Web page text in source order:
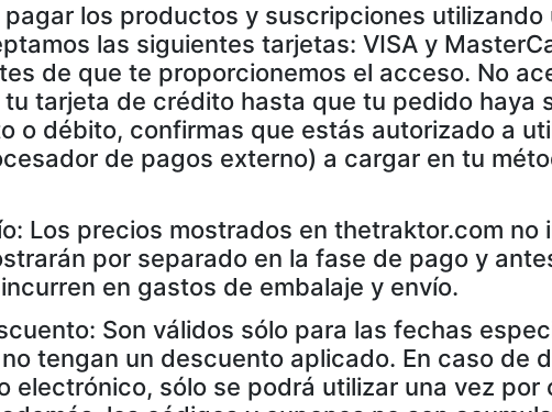
los productos y suscripciones
las siguientes tarjetas: VISA y
de que te proporcionemos el acceso. No
tarjeta de crédito hasta que tu pedido haya
o débito, confirmas que estás autorizado a
de pagos externo) a cargar en tu
Los precios mostrados en thetraktor.com no
por separado en la fase de pago y
en gastos de embalaje y envío.
Son válidos sólo para las fechas
tengan un descuento aplicado. En caso de
electrónico, sólo se podrá utilizar una vez por